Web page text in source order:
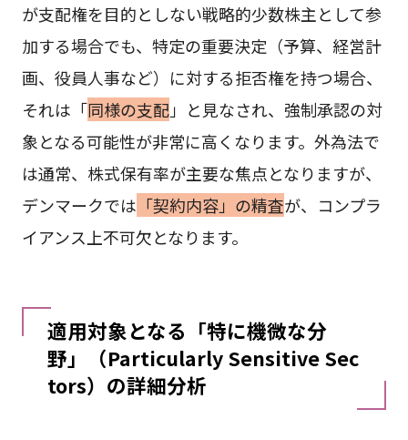
が支配権を目的としない戦略的少数株主として参
加する場合でも、特定の重要決定（予算、経営計
画、役員人事など）に対する拒否権を持つ場合、
それは「同様の支配」と見なされ、強制承認の対
象となる可能性が非常に高くなります。外為法で
は通常、株式保有率が主要な焦点となりますが、
デンマークでは 「契約内容」の精査が、コンプラ
イアンス上不可欠となります。
適用対象となる「特に機微な分
野」（Particularly Sensitive Sec
tors）の詳細分析